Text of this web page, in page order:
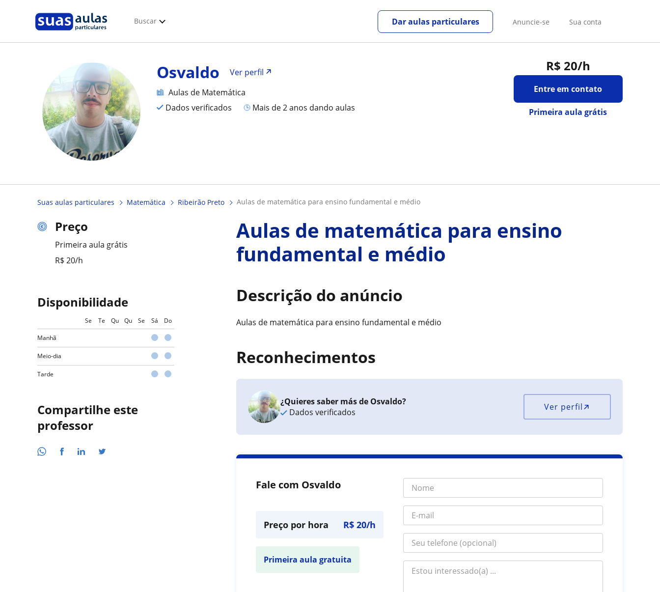
Buscar Anuncie-se Sua conta
Dar aulas particulares
R$ 20/h
Entre em contato
Primeira aula grátis
Osvaldo
Ver perfil
Aulas de Matemática
Dados verificados
mais de 2 anos dando aulas
Suas aulas particulares Matemática Ribeirão Preto aulas de matemática para ensino fundamental e médio
Preço
Primeira aula grátis
R$ 20/h
Disponibilidade
Se Te Qu Qu Se Sá Do
Manhã
Meio-dia
Tarde
Compartilhe este
professor
Aulas de matemática para ensino
fundamental e médio
Descrição do anúncio
Aulas de matemática para ensino fundamental e médio
Reconhecimentos
¿Quieres saber más de Osvaldo?
Dados verificados
Ver perfil
Fale com Osvaldo
Preço por hora R$ 20/h
Primeira aula gratuita